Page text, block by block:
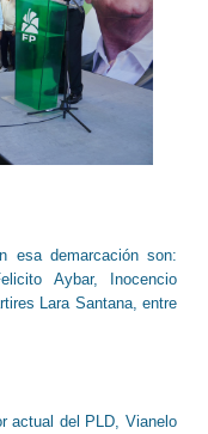
esa demarcación son:
Aybar, Inocencio
Lara Santana, entre
actual del PLD, Vianelo